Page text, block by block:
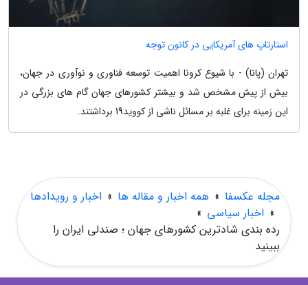
استارتاپ های آمریکایی در کانون توجه
تهران (پانا) - با شیوع کرونا اهمیت توسعه فناوری و نوآوری در جهان،
بیش از پیش مشخص شد و بیشتر کشورهای جهان گام های بزرگی در
این زمینه برای غلبه بر مسائل ناشی از کووید19 برداشتند.
مجله عکسفا » همه اخبار و مقاله ها » اخبار و رویدادها
» اخبار سیاسی »
رده بندی شادترین کشورهای جهان ؛ صندلی ایران را
ببینید